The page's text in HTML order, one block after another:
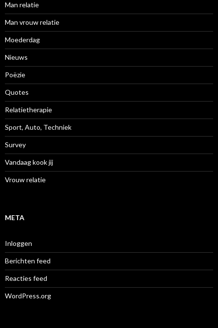
Man relatie
Man vrouw relatie
Moederdag
Nieuws
Poëzie
Quotes
Relatietherapie
Sport, Auto, Techniek
Survey
Vandaag kook jij
Vrouw relatie
META
Inloggen
Berichten feed
Reacties feed
WordPress.org